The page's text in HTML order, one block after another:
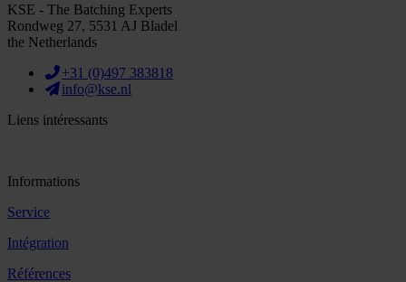
KSE - The Batching Experts
Rondweg 27, 5531 AJ Bladel
the Netherlands
+31 (0)497 383818
info@kse.nl
Liens intéressants
Informations
Service
Intégration
Références